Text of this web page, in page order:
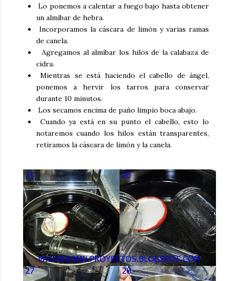
Lo ponemos a calentar a fuego bajo hasta obtener
un almíbar de hebra.
Incorporamos la cáscara de limón y varias ramas
de canela.
Agregamos al almíbar los hilos de la calabaza de
cidra.
Mientras se está haciendo el cabello de ángel,
ponemos a hervir los tarros para conservar
durante 10 minutos.
Los secamos encima de paño limpio boca abajo.
Cuando ya está en su punto el cabello, esto lo
notaremos cuando los hilos están transparentes,
retiramos la cáscara de limón y la canela.